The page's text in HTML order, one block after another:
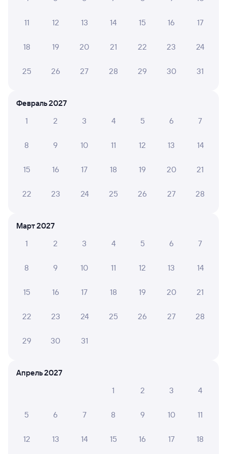
Рязань-2
Чудово-1 (Московское)
23:30 09:37
10 ч 7 м в пути
от 5 ⁠028 ⁠₽ 5 ⁠413 ⁠₽
Найдём билет на поезд за вас
Отели в Чудово
Коттедж на базе
2 ⁠990 ⁠₽
по этому направлению
Мы отображаем актуальные отзывы и не удаляем
11 12 13 14 15 16 17
18 19 20 21 22 23 24
25 26 27 28 29 30 31
Февраль 2027
1
2 3 4 5 6 7
8 9 10 11 12 13 14
15 16 17 18 19 20 21
22 23 24 25 26 27 28
Март 2027
1
2 3 4 5 6 7
8 9 10 11 12 13 14
15 16 17 18 19 20 21
22 23 24 25 26 27 28
29 30 31
Апрель 2027
1
2 3 4
5 6 7 8 9 10 11
12 13 14 15 16 17 18